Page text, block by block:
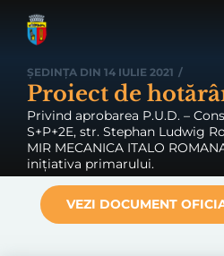
ȘEDINȚA DIN 14 IULIE 2021 /
Proiect de
Privind aprobarea P.U.D. –
S+P+2E, str. Stephan Ludwig
MIR MECANICA ITALO
inițiativa primarului.
VEZI DOCUMENT